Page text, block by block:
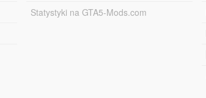
Statystyki na GTA5-Mods.com